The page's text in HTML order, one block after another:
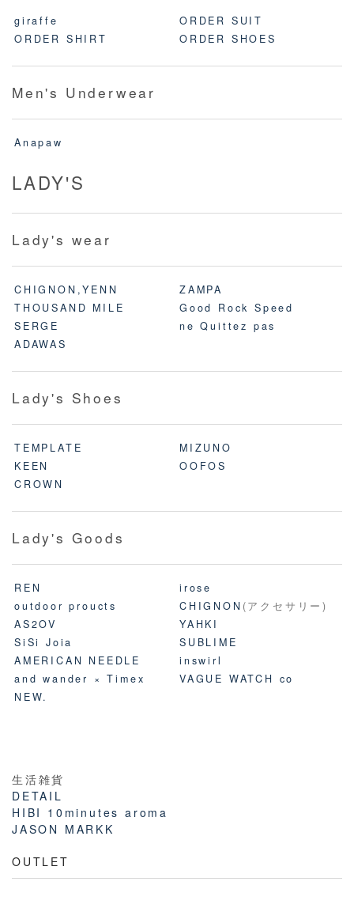
giraffe
ORDER SUIT
ORDER SHIRT
ORDER SHOES
Men's Underwear
Anapaw
LADY'S
Lady's wear
CHIGNON,YENN
ZAMPA
THOUSAND MILE
Good Rock Speed
SERGE
ne Quittez pas
ADAWAS
Lady's Shoes
TEMPLATE
MIZUNO
KEEN
OOFOS
CROWN
Lady's Goods
REN
irose
outdoor proucts
CHIGNON (アクセサリー)
AS2OV
YAHKI
SiSi Joia
SUBLIME
AMERICAN NEEDLE
inswirl
and wander × Timex
VAGUE WATCH co
NEW.
生活雑貨
DETAIL
HIBI 10minutes aroma
JASON MARKK
OUTLET